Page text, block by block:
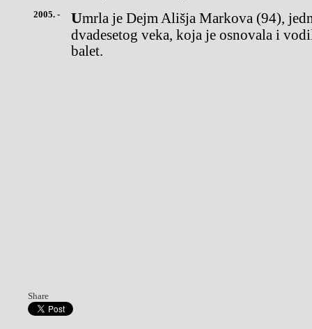
2005. - Umrla je Dejm Ališja Markova (94), jedna od najslavnijih balerina
dvadesetog veka, koja je osnovala i
balet.
Share